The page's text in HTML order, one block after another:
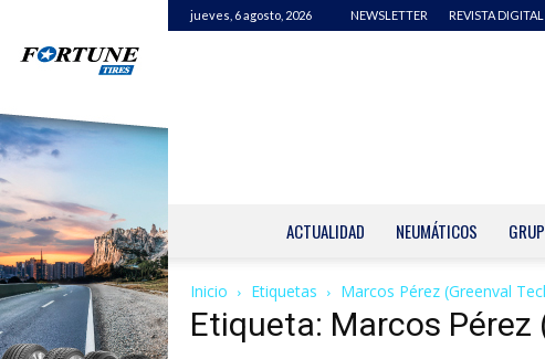
jueves, 6 agosto, 2026 NEWSLETTER REVISTA DIGITAL
ACTUALIDAD NEUMÁTICOS
Inicio Etiquetas Marcos Pérez (Greenval
Etiqueta: Marcos